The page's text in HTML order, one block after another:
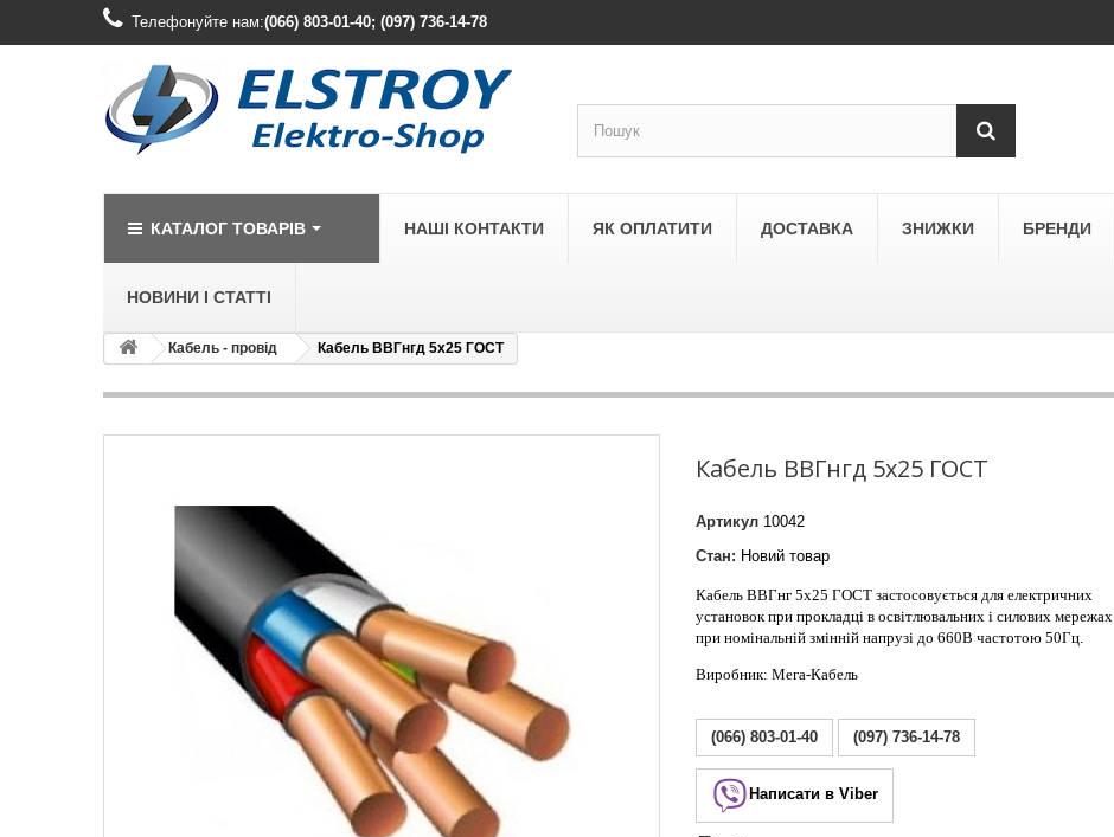
Телефонуйте нам:(066) 803-01-40; (097) 736-14-78
КАТАЛОГ ТОВАРІВ
LEGRAND
Legrand Valena Classic
Legrand Valena Life
НАШІ КОНТАКТИ ЯК ОПЛАТИТИ ДОСТАВКА ЗНИЖКИ БРЕНДИ
НОВИНИ І СТАТТІ
Кабель - провід Кабель ВВГнгд 5х25 ГОСТ
Кабель ВВГнгд 5х25 ГОСТ
Артикул 10042
Стан: Новий товар
Кабель ВВГнг 5х25 ГОСТ застосовується для електричних
установок при прокладці в освітлювальних і силових мережах
при номінальній змінній напрузі до 660В частотою 50Гц.
Виробник: Мега-Кабель
(066) 803-01-40 (097) 736-14-78
Написати в Viber